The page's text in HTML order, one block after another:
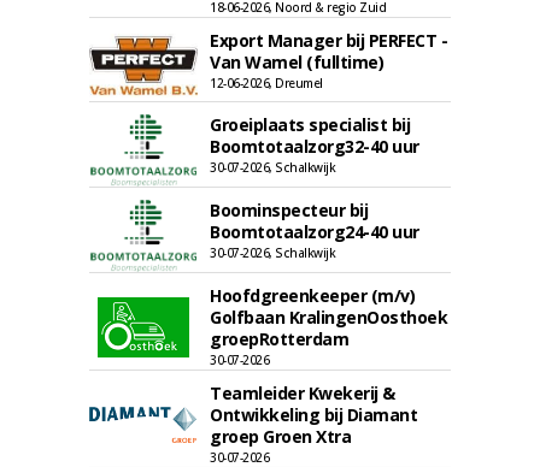
18-06-2026, Noord & regio Zuid
Export Manager bij PERFECT -
Van Wamel (fulltime)
12-06-2026, Dreumel
Groeiplaats specialist bij
Boomtotaalzorg32-40 uur
30-07-2026, Schalkwijk
Boominspecteur bij
Boomtotaalzorg24-40 uur
30-07-2026, Schalkwijk
Hoofdgreenkeeper (m/v)
Golfbaan KralingenOosthoek
groepRotterdam
30-07-2026
Teamleider Kwekerij &
Ontwikkeling bij Diamant
groep Groen Xtra
30-07-2026